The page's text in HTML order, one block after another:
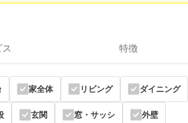
特徴
家全体 リビング ダイニング
玄関 窓・サッシ 外壁